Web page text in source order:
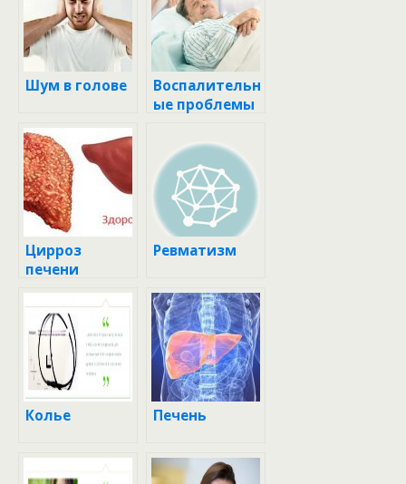
Шум в голове
Воспалительн
ые проблемы
Цирроз
печени
Ревматизм
Колье Печень